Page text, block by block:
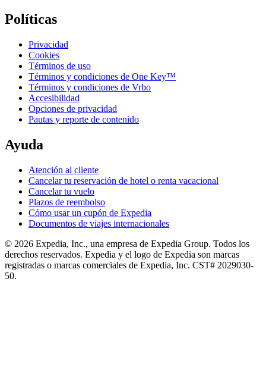
Políticas
Privacidad
Cookies
Términos de uso
Términos y condiciones de One Key™
Términos y condiciones de Vrbo
Accesibilidad
Opciones de privacidad
Pautas y reporte de contenido
Ayuda
Atención al cliente
Cancelar tu reservación de hotel o renta vacacional
Cancelar tu vuelo
Plazos de reembolso
Cómo usar un cupón de Expedia
Documentos de viajes internacionales
© 2026 Expedia, Inc., una empresa de Expedia Group. Todos los
derechos reservados. Expedia y el logo de Expedia son marcas
registradas o marcas comerciales de Expedia, Inc. CST# 2029030-
50.